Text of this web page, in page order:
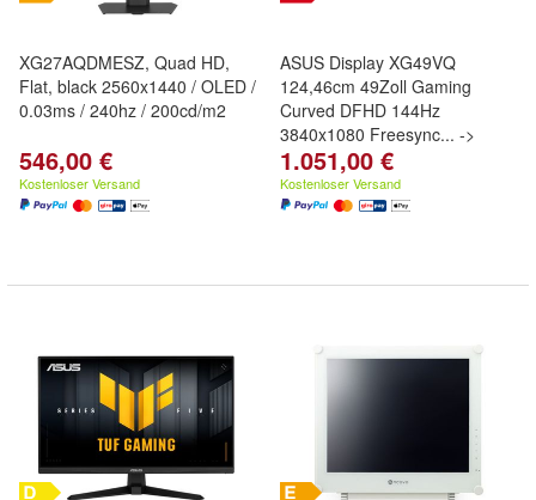
XG27AQDMESZ, Quad HD,
Flat, black 2560x1440 / OLED /
0.03ms / 240hz / 200cd/m2
546,00 €
Kostenloser Versand
ASUS Display XG49VQ
124,46cm 49Zoll Gaming
Curved DFHD 144Hz
3840x1080 Freesync... ->
1.051,00 €
Kostenloser Versand